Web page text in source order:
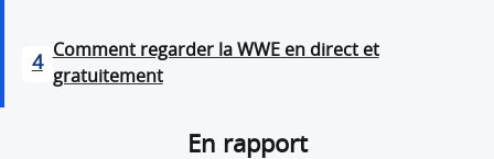
4
Comment regarder la WWE en direct et
gratuitement
En rapport